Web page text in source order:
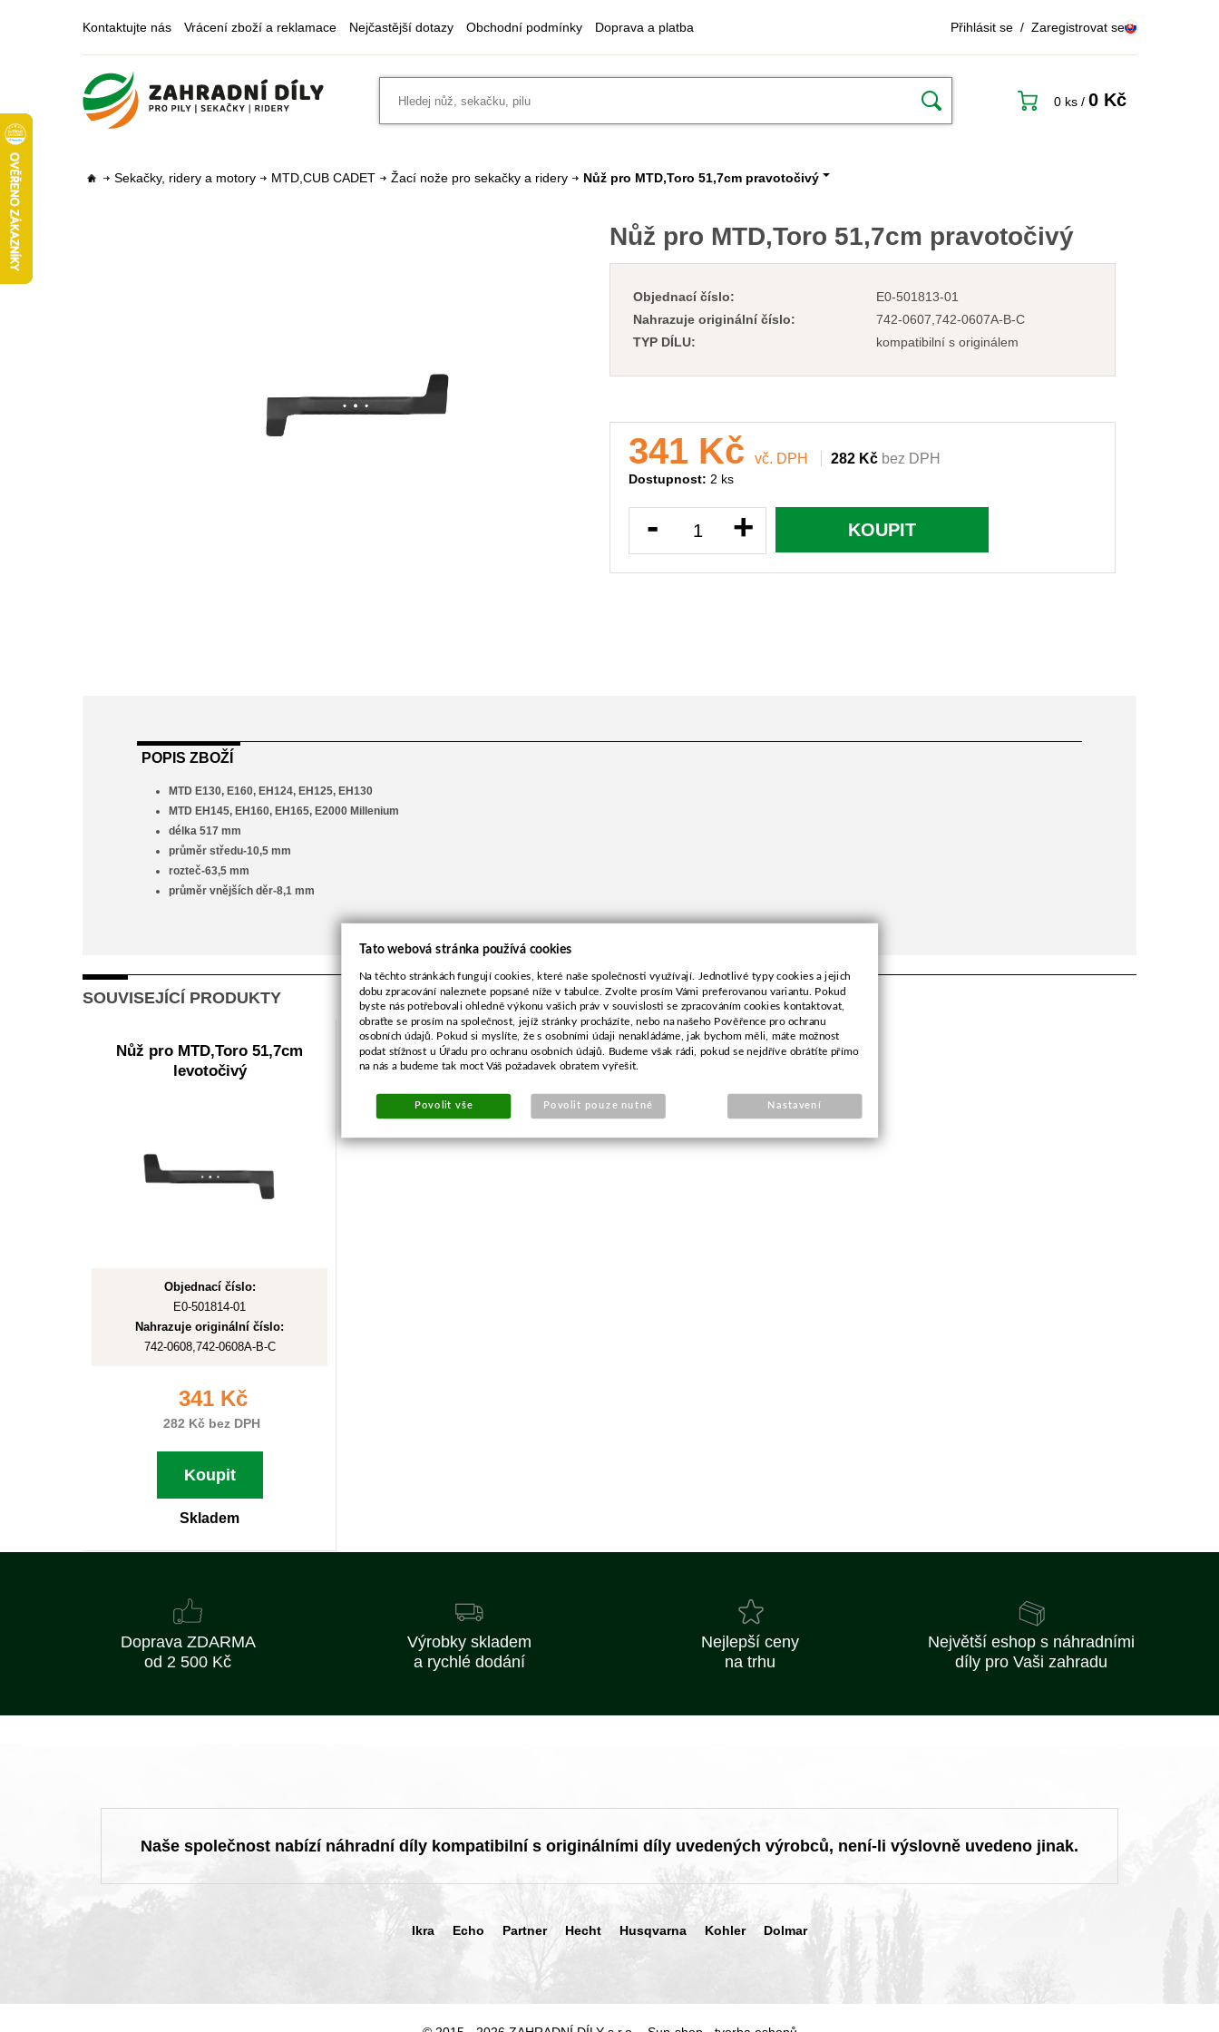
Kontaktujte nás Vrácení zboží a reklamace Nejčastější dotazy Obchodní podmínky Doprava a platba Přihlásit se / Zaregistrovat se
0 ks / 0 Kč
Sekačky, ridery a motory MTD,CUB CADET Žací nože pro sekačky a ridery Nůž pro MTD,Toro 51,7cm pravotočivý
Nůž pro MTD,Toro 51,7cm pravotočivý
Objednací číslo:
E0-501813-01
Nahrazuje originální číslo:
742-0607,742-0607A-B-C
TYP DÍLU:
kompatibilní s originálem
341 Kč vč. DPH 282 Kč bez DPH
Dostupnost: 2 ks
- + KOUPIT
POPIS ZBOŽÍ
MTD E130, E160, EH124, EH125, EH130
MTD EH145, EH160, EH165, E2000 Millenium
délka 517 mm
průměr středu-10,5 mm
rozteč-63,5 mm
průměr vnějších děr-8,1 mm
SOUVISEJÍCÍ PRODUKTY
Nůž pro MTD,Toro 51,7cm
levotočivý
Objednací číslo:
E0-501814-01
Nahrazuje originální číslo:
742-0608,742-0608A-B-C
341 Kč
282 Kč bez DPH
Koupit
Skladem
Doprava ZDARMA
od 2 500 Kč
Výrobky skladem
a rychlé dodání
Nejlepší ceny
na trhu
Největší eshop s náhradními
díly pro Vaši zahradu
Naše společnost nabízí náhradní díly kompatibilní s originálními díly uvedených výrobců, není-li výslovně uvedeno jinak.
Ikra Echo Partner Hecht Husqvarna Kohler Dolmar
Tato webová stránka používá cookies
Na těchto stránkách fungují cookies, které naše společnosti využívají. Jednotlivé typy cookies a jejich
dobu zpracování naleznete popsané níže v tabulce. Zvolte prosím Vámi preferovanou variantu. Pokud
byste nás potřebovali ohledně výkonu vašich práv v souvislosti se zpracováním cookies kontaktovat,
obraťte se prosím na společnost, jejíž stránky procházíte, nebo na našeho Pověřence pro ochranu
osobních údajů. Pokud si myslíte, že s osobními údaji nenakládáme, jak bychom měli, máte možnost
podat stížnost u Úřadu pro ochranu osobních údajů. Budeme však rádi, pokud se nejdříve obrátíte přímo
na nás a budeme tak moct Váš požadavek obratem vyřešit.
Povolit vše Povolit pouze nutné Nastavení